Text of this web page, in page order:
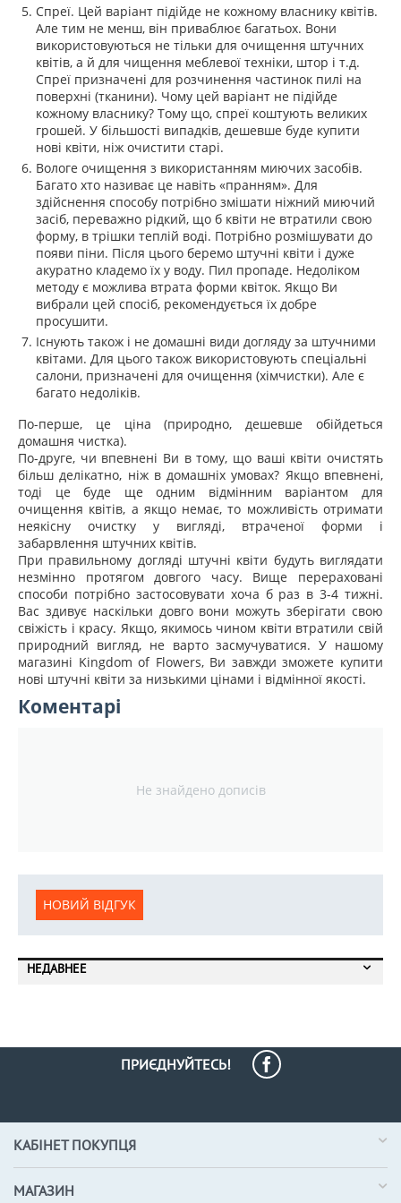
Спреї. Цей варіант підійде не кожному власнику квітів.
Але тим не менш, він приваблює багатьох. Вони
використовуються не тільки для очищення штучних
квітів, а й для чищення меблевої техніки, штор і т.д.
Спреї призначені для розчинення частинок пилі на
поверхні (тканини). Чому цей варіант не підійде
кожному власнику? Тому що, спреї коштують великих
грошей. У більшості випадків, дешевше буде купити
нові квіти, ніж очистити старі.
Вологе очищення з використанням миючих засобів.
Багато хто називає це навіть «пранням». Для
здійснення способу потрібно змішати ніжний миючий
засіб, переважно рідкий, що б квіти не втратили свою
форму, в трішки теплій воді. Потрібно розмішувати до
появи піни. Після цього беремо штучні квіти і дуже
акуратно кладемо їх у воду. Пил пропаде. Недоліком
методу є можлива втрата форми квіток. Якщо Ви
вибрали цей спосіб, рекомендується їх добре
просушити.
Існують також і не домашні види догляду за штучними
квітами. Для цього також використовують спеціальні
салони, призначені для очищення (хімчистки). Але є
багато недоліків.
По-перше, це ціна (природно, дешевше обійдеться
домашня чистка).
По-друге, чи впевнені Ви в тому, що ваші квіти очистять
більш делікатно, ніж в домашніх умовах? Якщо впевнені,
тоді це буде ще одним відмінним варіантом для
очищення квітів, а якщо немає, то можливість отримати
неякісну очистку у вигляді, втраченої форми і
забарвлення штучних квітів.
При правильному догляді штучні квіти будуть виглядати
незмінно протягом довгого часу. Вище перераховані
способи потрібно застосовувати хоча б раз в 3-4 тижні.
Вас здивує наскільки довго вони можуть зберігати свою
свіжість і красу. Якщо, якимось чином квіти втратили свій
природний вигляд, не варто засмучуватися. У нашому
магазині Kingdom of Flowers, Ви завжди зможете купити
нові штучні квіти за низькими цінами і відмінної якості.
Коментарі
Не знайдено дописів
НОВИЙ ВІДГУК
НЕДАВНЕЕ
ПРИЄДНУЙТЕСЬ!
КАБІНЕТ ПОКУПЦЯ
МАГАЗИН